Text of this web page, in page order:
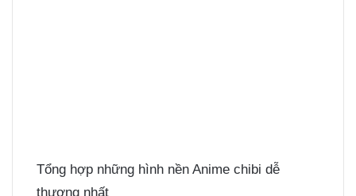
Tổng hợp những hình nền Anime chibi dễ
thương nhất